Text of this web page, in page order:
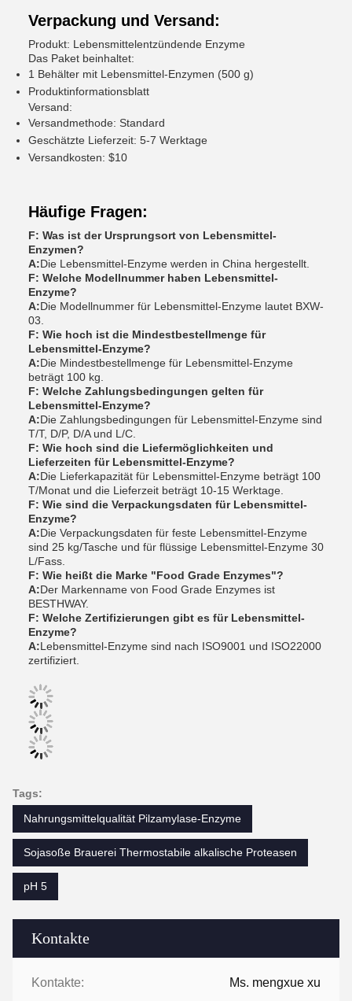
Kontakte
Kontakte: Ms. mengxue xu
Verpackung und Versand:
Produkt: Lebensmittelentzündende Enzyme
Das Paket beinhaltet:
1 Behälter mit Lebensmittel-Enzymen (500 g)
Produktinformationsblatt
Versand:
Versandmethode: Standard
Geschätzte Lieferzeit: 5-7 Werktage
Versandkosten: $10
Häufige Fragen:
F: Was ist der Ursprungsort von Lebensmittel-
Enzymen?
A:Die Lebensmittel-Enzyme werden in China hergestellt.
F: Welche Modellnummer haben Lebensmittel-
Enzyme?
A:Die Modellnummer für Lebensmittel-Enzyme lautet BXW-
03.
F: Wie hoch ist die Mindestbestellmenge für
Lebensmittel-Enzyme?
A:Die Mindestbestellmenge für Lebensmittel-Enzyme
beträgt 100 kg.
F: Welche Zahlungsbedingungen gelten für
Lebensmittel-Enzyme?
A:Die Zahlungsbedingungen für Lebensmittel-Enzyme sind
T/T, D/P, D/A und L/C.
F: Wie hoch sind die Liefermöglichkeiten und
Lieferzeiten für Lebensmittel-Enzyme?
A:Die Lieferkapazität für Lebensmittel-Enzyme beträgt 100
T/Monat und die Lieferzeit beträgt 10-15 Werktage.
F: Wie sind die Verpackungsdaten für Lebensmittel-
Enzyme?
A:Die Verpackungsdaten für feste Lebensmittel-Enzyme
sind 25 kg/Tasche und für flüssige Lebensmittel-Enzyme 30
L/Fass.
F: Wie heißt die Marke "Food Grade Enzymes"?
A:Der Markenname von Food Grade Enzymes ist
BESTHWAY.
F: Welche Zertifizierungen gibt es für Lebensmittel-
Enzyme?
A:Lebensmittel-Enzyme sind nach ISO9001 und ISO22000
zertifiziert.
Tags:
Nahrungsmittelqualität Pilzamylase-Enzyme
Sojasoße Brauerei Thermostabile alkalische Proteasen
pH 5